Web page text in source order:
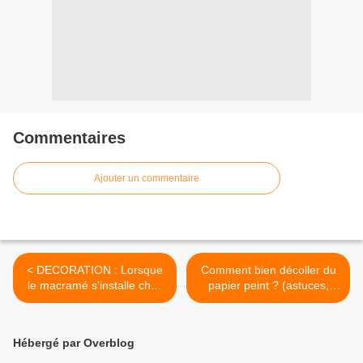
Commentaires
Ajouter un commentaire
< DECORATION : Lorsque
le macramé s'installe chez
vous, à petit prix !!
Comment bien décoller du
papier peint ? (astuces,
conseils...) >
Hébergé par Overblog